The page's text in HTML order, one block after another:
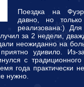
Поездка на
давно, но
реализована:)
за 2 недели,
неожиданно на
удивило. Из-
с
года практически
нужно.